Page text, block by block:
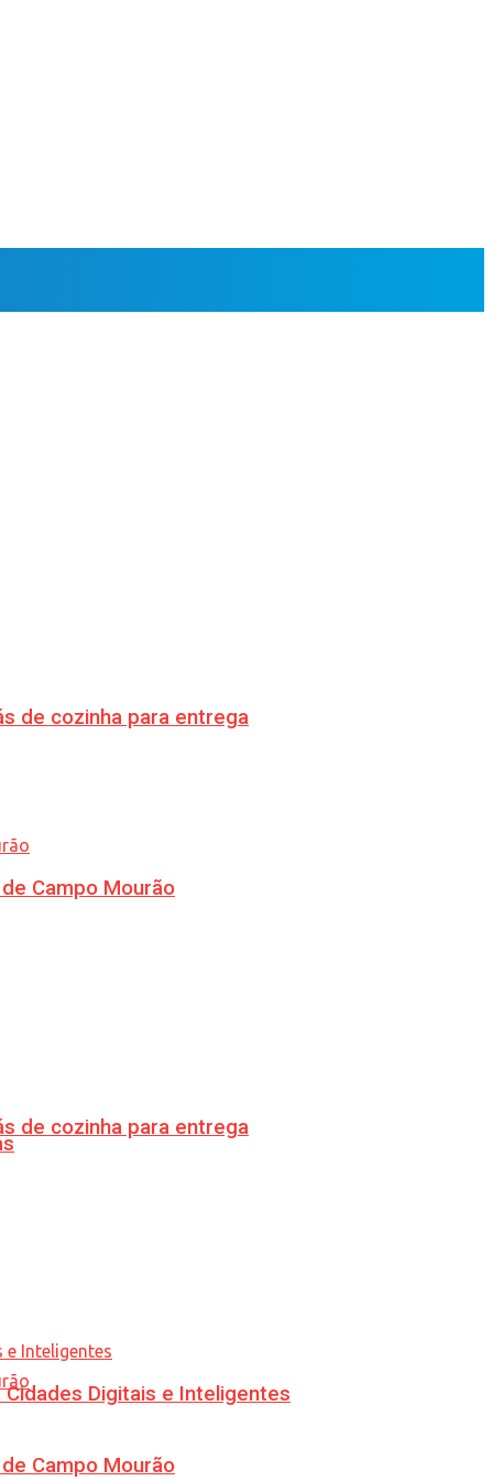
de cozinha para entrega
Campo Mourão
de cozinha para entrega
Campo Mourão
Digitais e Inteligentes